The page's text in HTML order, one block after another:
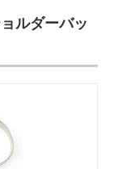
ルダーバッ